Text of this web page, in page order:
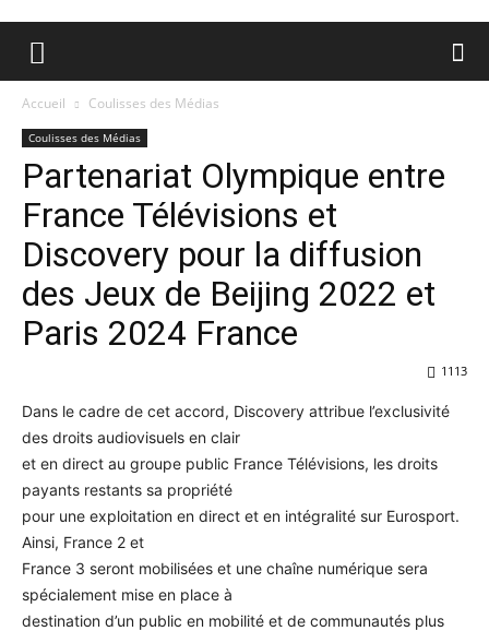
Accueil Coulisses des Médias
Coulisses des Médias
Partenariat Olympique entre
France Télévisions et
Discovery pour la diffusion
des Jeux de Beijing 2022 et
Paris 2024 France
1113
Dans le cadre de cet accord, Discovery attribue l’exclusivité
des droits audiovisuels en clair
et en direct au groupe public France Télévisions, les droits
payants restants sa propriété
pour une exploitation en direct et en intégralité sur Eurosport.
Ainsi, France 2 et
France 3 seront mobilisées et une chaîne numérique sera
spécialement mise en place à
destination d’un public en mobilité et de communautés plus